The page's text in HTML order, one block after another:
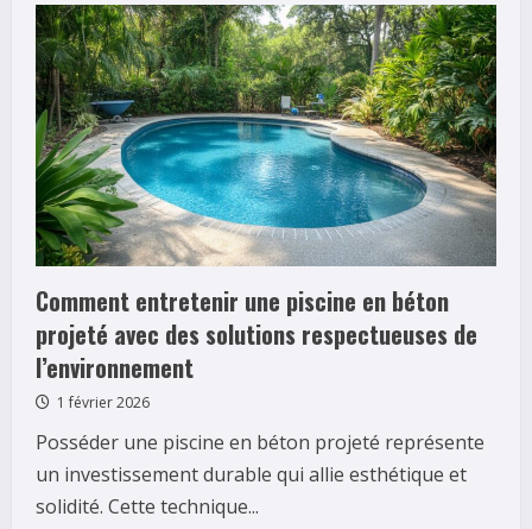
transformer
votre
intérieur
avec
des
astuces
de
décoration
innovantes
Comment entretenir une piscine en béton
projeté avec des solutions respectueuses de
l’environnement
1 février 2026
Posséder une piscine en béton projeté représente
un investissement durable qui allie esthétique et
solidité. Cette technique...